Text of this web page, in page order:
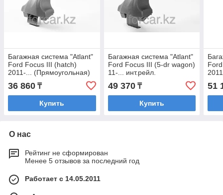
Багажная система "Atlant"
Ford Focus III (hatch)
2011-... (Прямоугольная)
36 860 ₸
Купить
Багажная система "Atlant"
Ford Focus III (5-dr wagon)
11-... инт.рейл.
(Аэродинамическая)
49 370₸
Купить
51
О нас
Рейтинг не сформирован
Менее 5 отзывов за последний год
Работает с 14.05.2011